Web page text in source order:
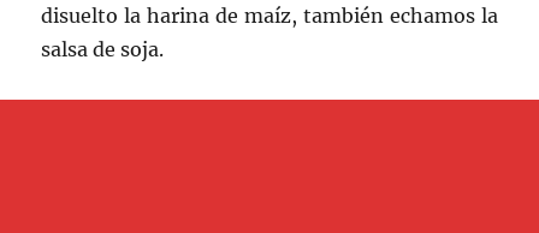
disuelto la harina de maíz, también echamos la
salsa de soja.